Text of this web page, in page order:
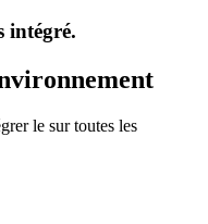
intégré.
le sur toutes les